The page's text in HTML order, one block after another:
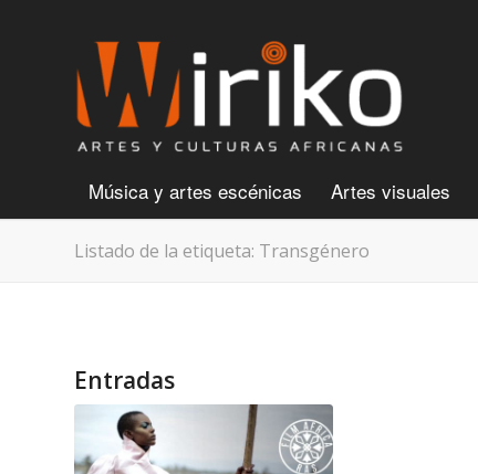
Música y artes escénicas Artes visuales
Listado de la etiqueta: Transgénero
Entradas